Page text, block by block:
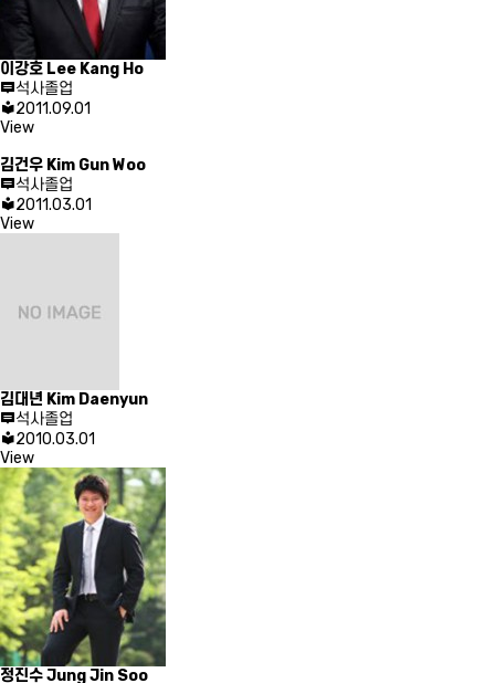
이강호 Lee Kang Ho
석사졸업
2011.09.01
View
김건우 Kim Gun Woo
석사졸업
2011.03.01
View
김대년 Kim Daenyun
석사졸업
2010.03.01
View
정진수Jung Jin Soo